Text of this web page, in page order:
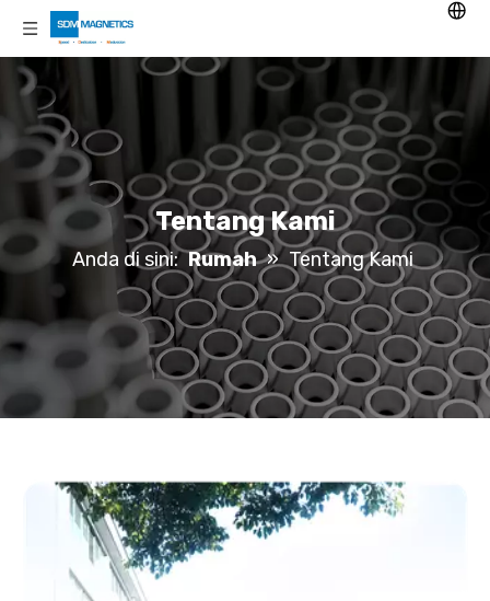
Tentang Kami
Anda di sini: Rumah » Tentang Kami